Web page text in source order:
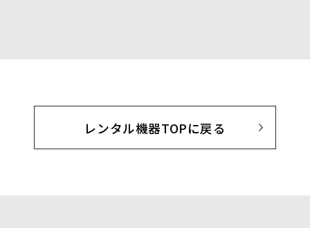
レンタル機器TOPに戻る